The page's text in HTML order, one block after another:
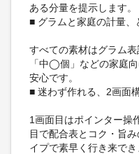
ある分量を提示します。
■ グラムと家庭の計量、
すべての素材はグラム表
「中◯個」などの家庭
安心です。
■ 迷わず作れる、2画面
1画面目はポインター操
目で配合表とコク・旨
イプで素早く行き来でき